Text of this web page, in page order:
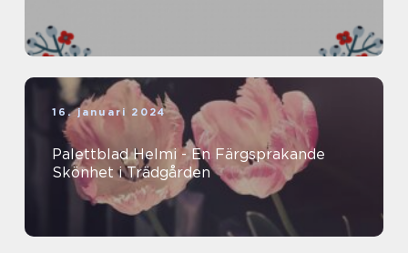
16. januari 2024
Palettblad Helmi - En Färgsprakande
Skönhet i Trädgården